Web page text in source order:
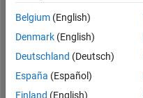
0
Follow
Nachricht
Belgium (English)
Denmark (English)
Deutschland (Deutsch)
España (Español)
Finland (English)